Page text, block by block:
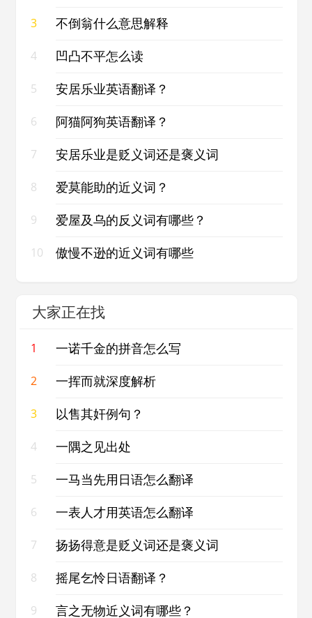
3 不倒翁什么意思解释
4 凹凸不平怎么读
5 安居乐业英语翻译？
6 阿猫阿狗英语翻译？
7 安居乐业是贬义词还是褒义词
8 爱莫能助的近义词？
9 爱屋及乌的反义词有哪些？
10 傲慢不逊的近义词有哪些
大家正在找
1 一诺千金的拼音怎么写
2 一挥而就深度解析
3 以售其奸例句？
4 一隅之见出处
5 一马当先用日语怎么翻译
6 一表人才用英语怎么翻译
7 扬扬得意是贬义词还是褒义词
8 摇尾乞怜日语翻译？
9 言之无物近义词有哪些？